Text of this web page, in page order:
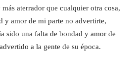
aterrador que cualquier otra cosa,
y amor de mi parte no advertirte,
sido una falta de bondad y amor de
a la gente de su época.